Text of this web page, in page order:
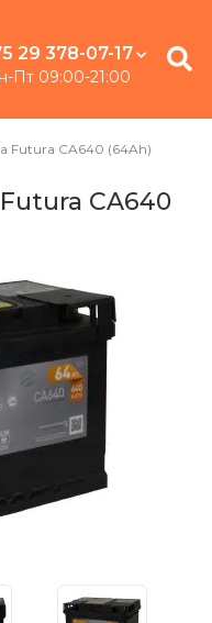
29 378-07-17
Пт 09:00-21:00
Futura CA640 (64Ah)
CA640